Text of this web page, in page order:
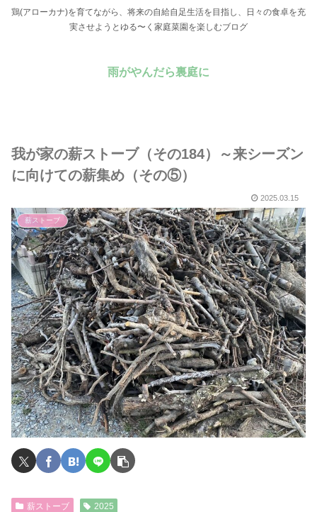
鶏(アローカナ)を育てながら、将来の自給自足生活を目指し、日々の食卓を充
実させようとゆる〜く家庭菜園を楽しむブログ
雨がやんだら裏庭に
我が家の薪ストーブ（その184）～来シーズン
に向けての薪集め（その⑤）
2025.03.15
薪ストーブ
薪ストーブ 2025